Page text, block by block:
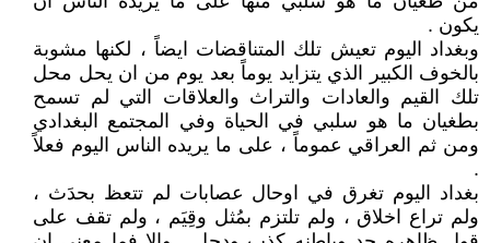
يكون .
وبغداد اليوم تعيش تلك المتناقضات ايضاً ، لكنها مشوبة
بالخوف الكبير الذي يتزايد يوماً بعد يوم من ان يحل محل
تلك القيم والعادات والتراث والعلاقات التي لم تسمح
بطغيان ما هو سلبي في الحياة وفي المجتمع البغدادي
ومن ثم العراقي عموماً ، على ما يريده الناس اليوم فعلاً
.
بغداد اليوم تغرق في اوحال عصابات لم تتعظ بحدَث ،
ولم تراع اخلاق ، ولم تلتزم بمُثل وقِيَم ، ولم تقف على